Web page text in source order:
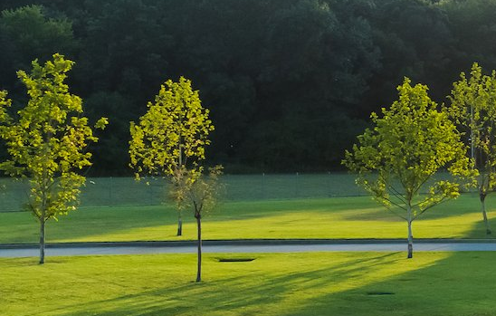
Leave a Reply